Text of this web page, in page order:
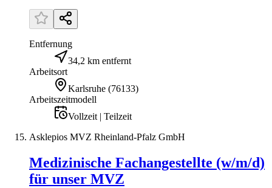
Entfernung
34,2 km entfernt
Arbeitsort
Karlsruhe (76133)
Arbeitszeitmodell
Vollzeit | Teilzeit
Asklepios MVZ Rheinland-Pfalz GmbH
Medizinische Fachangestellte (w/m/d)
für unser MVZ